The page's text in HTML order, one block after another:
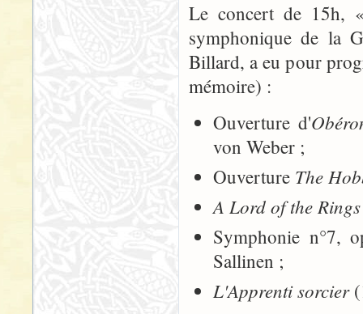
Le concert de 15h,
symphonique de la
Billard, a eu pour
mémoire) :
Ouverture d'
von Weber ;
Ouverture The
A Lord of the
Symphonie n°7,
Sallinen ;
L'Apprenti sorcier